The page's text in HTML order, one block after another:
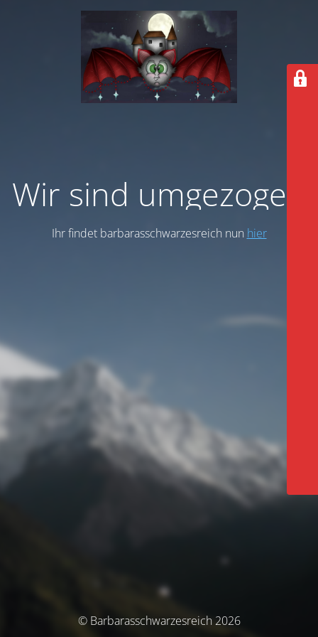
Wir sind umgezogen
Ihr findet barbarasschwarzesreich nun hier
© Barbarasschwarzesreich 2026